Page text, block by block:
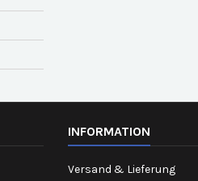
INFORMATION
Versand & Lieferung